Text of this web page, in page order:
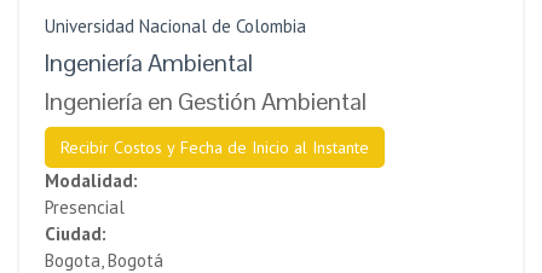
Universidad Nacional de Colombia
Ingeniería Ambiental
Ingeniería en Gestión Ambiental
Recibir Costos y Fecha de Inicio al Instante
Modalidad:
Presencial
Ciudad:
Bogota, Bogotá